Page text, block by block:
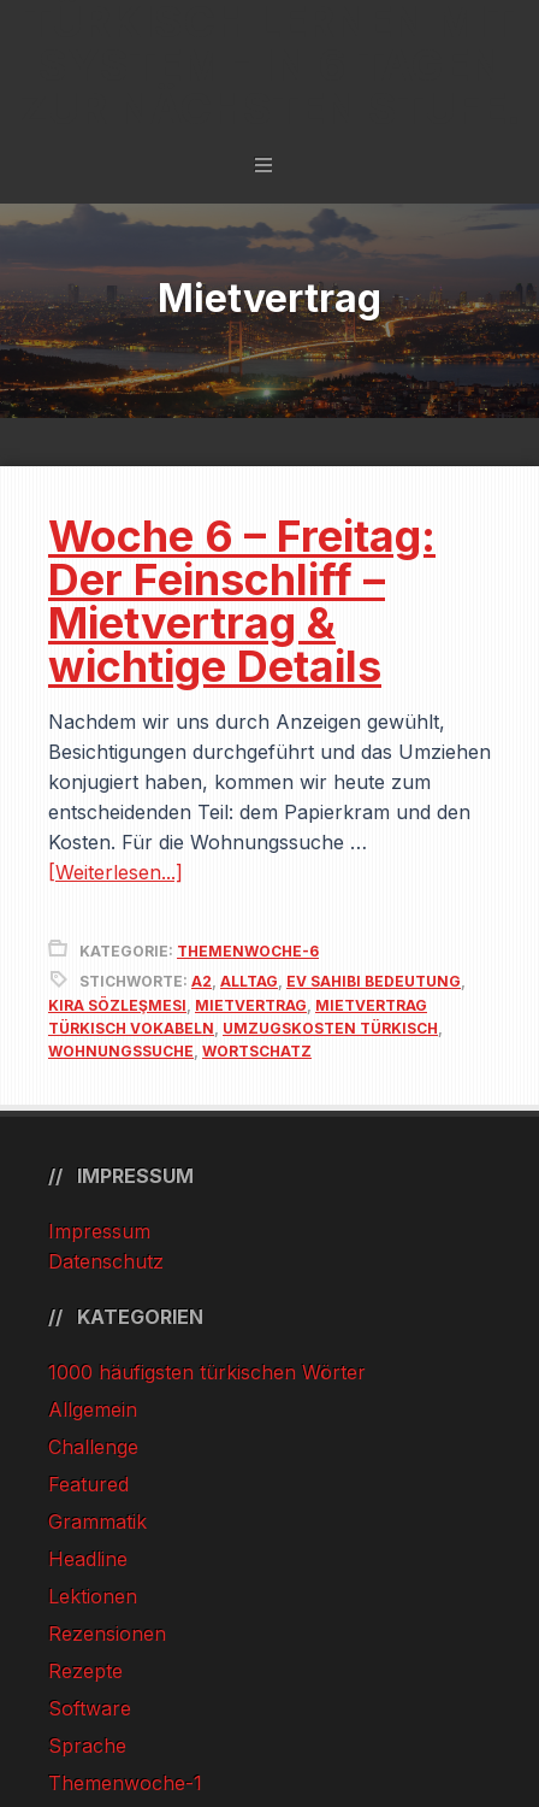
Mietvertrag
Woche 6 – Freitag:
Der Feinschliff –
Mietvertrag &
wichtige Details
Nachdem wir uns durch Anzeigen gewühlt,
Besichtigungen durchgeführt und das Umziehen
konjugiert haben, kommen wir heute zum
entscheidenden Teil: dem Papierkram und den
Kosten. Für die Wohnungssuche …
[Weiterlesen...]
KATEGORIE: THEMENWOCHE-6
STICHWORTE: A2, ALLTAG, EV SAHIBI BEDEUTUNG,
KIRA SÖZLEŞMESI, MIETVERTRAG, MIETVERTRAG
TÜRKISCH VOKABELN, UMZUGSKOSTEN TÜRKISCH,
WOHNUNGSSUCHE, WORTSCHATZ
IMPRESSUM
Impressum
Datenschutz
KATEGORIEN
1000 häufigsten türkischen Wörter
Allgemein
Challenge
Featured
Grammatik
Headline
Lektionen
Rezensionen
Rezepte
Software
Sprache
Themenwoche-1